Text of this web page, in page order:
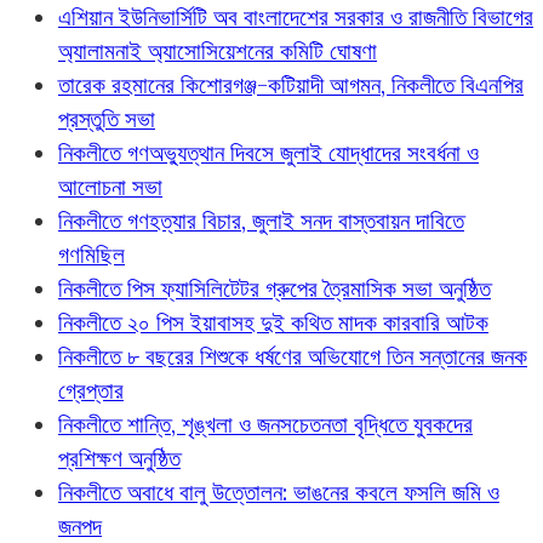
এশিয়ান ইউনিভার্সিটি অব বাংলাদেশের সরকার ও রাজনীতি বিভাগের
অ্যালামনাই অ্যাসোসিয়েশনের কমিটি ঘোষণা
তারেক রহমানের কিশোরগঞ্জ-কটিয়াদী আগমন, নিকলীতে বিএনপির
প্রস্তুতি সভা
নিকলীতে গণঅভ্যুত্থান দিবসে জুলাই যোদ্ধাদের সংবর্ধনা ও
আলোচনা সভা
নিকলীতে গণহত্যার বিচার, জুলাই সনদ বাস্তবায়ন দাবিতে
গণমিছিল
নিকলীতে পিস ফ্যাসিলিটেটর গ্রুপের ত্রৈমাসিক সভা অনুষ্ঠিত
নিকলীতে ২০ পিস ইয়াবাসহ দুই কথিত মাদক কারবারি আটক
নিকলীতে ৮ বছরের শিশুকে ধর্ষণের অভিযোগে তিন সন্তানের জনক
গ্রেপ্তার
নিকলীতে শান্তি, শৃঙ্খলা ও জনসচেতনতা বৃদ্ধিতে যুবকদের
প্রশিক্ষণ অনুষ্ঠিত
নিকলীতে অবাধে বালু উত্তোলন: ভাঙনের কবলে ফসলি জমি ও
জনপদ